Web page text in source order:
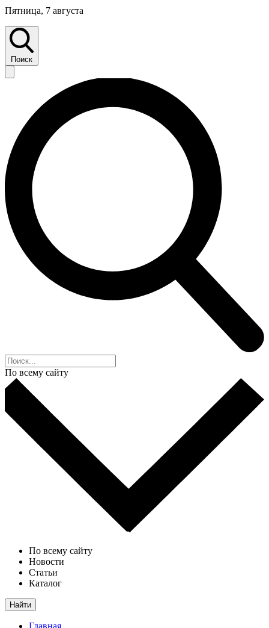
Пятница, 7 августа
Поиск
По всему сайту
По всему сайту
Новости
Статьи
Каталог
Найти
Главная